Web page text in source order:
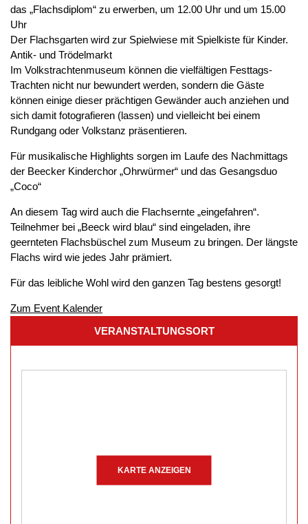
das „Flachsdiplom“ zu erwerben, um 12.00 Uhr und um 15.00
Uhr
Der Flachsgarten wird zur Spielwiese mit Spielkiste für Kinder.
Antik- und Trödelmarkt
Im Volkstrachtenmuseum können die vielfältigen Festtags-
Trachten nicht nur bewundert werden, sondern die Gäste
können einige dieser prächtigen Gewänder auch anziehen und
sich damit fotografieren (lassen) und vielleicht bei einem
Rundgang oder Volkstanz präsentieren.
Für musikalische Highlights sorgen im Laufe des Nachmittags
der Beecker Kinderchor „Ohrwürmer“ und das Gesangsduo
„Coco“
An diesem Tag wird auch die Flachsernte „eingefahren“.
Teilnehmer bei „Beeck wird blau“ sind eingeladen, ihre
geernteten Flachsbüschel zum Museum zu bringen. Der längste
Flachs wird wie jedes Jahr prämiert.
Für das leibliche Wohl wird den ganzen Tag bestens gesorgt!
Zum Event Kalender
VERANSTALTUNGSORT
KARTE ANZEIGEN